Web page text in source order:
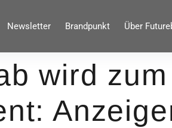
Newsletter Brandpunkt Über
wird zum